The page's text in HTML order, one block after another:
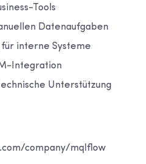
Tools
Datenaufgaben
interne Systeme
Integration
Unterstützung
company/mqlflow